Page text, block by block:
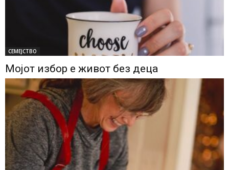
СЕМЕЈСТВО
Мојот избор е живот без деца